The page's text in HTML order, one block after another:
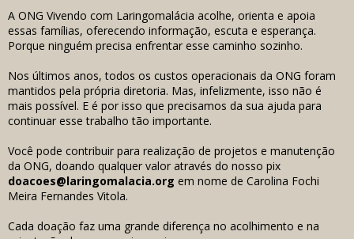
A ONG Vivendo com Laringomalácia acolhe, orienta e apoia
essas famílias, oferecendo informação, escuta e esperança.
Porque ninguém precisa enfrentar esse caminho sozinho.
Nos últimos anos, todos os custos operacionais da ONG foram
mantidos pela própria diretoria. Mas, infelizmente, isso não é
mais possível. E é por isso que precisamos da sua ajuda para
continuar esse trabalho tão importante.
Você pode contribuir para realização de projetos e manutenção
da ONG, doando qualquer valor através do nosso pix
doacoes@laringomalacia.org em nome de Carolina Fochi
Meira Fernandes Vitola.
Cada doação faz uma grande diferença no acolhimento e na